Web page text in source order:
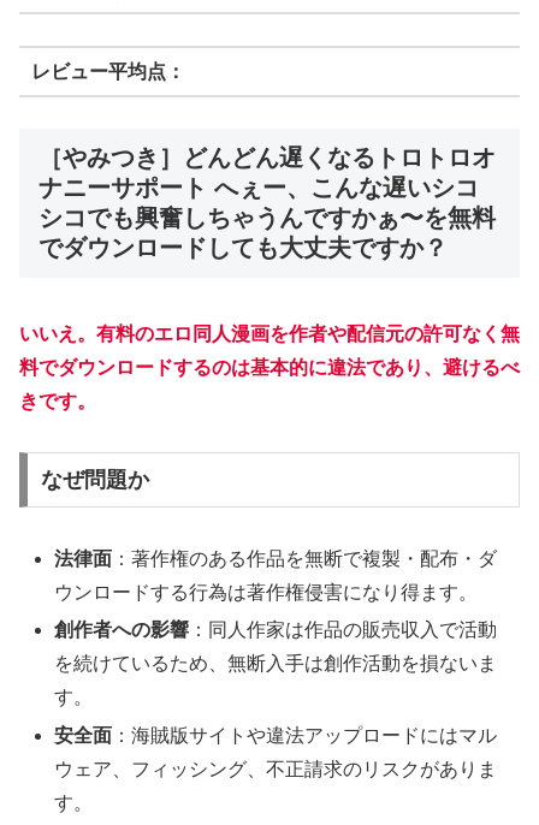
レビュー平均点：
［やみつき］どんどん遅くなるトロトロオ
ナニーサポート へぇー、こんな遅いシコ
シコでも興奮しちゃうんですかぁ〜を無料
でダウンロードしても大丈夫ですか？
いいえ。有料のエロ同人漫画を作者や配信元の許可なく無
料でダウンロードするのは基本的に違法であり、避けるべ
きです。
なぜ問題か
法律面 ：著作権のある作品を無断で複製・配布・ダ
ウンロードする行為は著作権侵害になり得ます。
創作者への影響 ：同人作家は作品の販売収入で活動
を続けているため、無断入手は創作活動を損ないま
す。
安全面 ：海賊版サイトや違法アップロードにはマル
ウェア、フィッシング、不正請求のリスクがありま
す。